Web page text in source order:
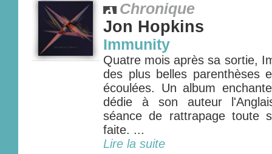
Chronique
Jon Hopkins
Immunity
Quatre mois après sa sortie,
des plus belles parenthèses
écoulées. Un album
dédie à son auteur
séance de rattrapage toute
faite. ...
Lire la suite